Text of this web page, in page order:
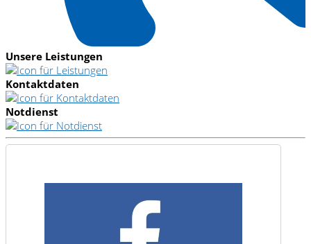
Unsere Leistungen
Kontaktdaten
Notdienst